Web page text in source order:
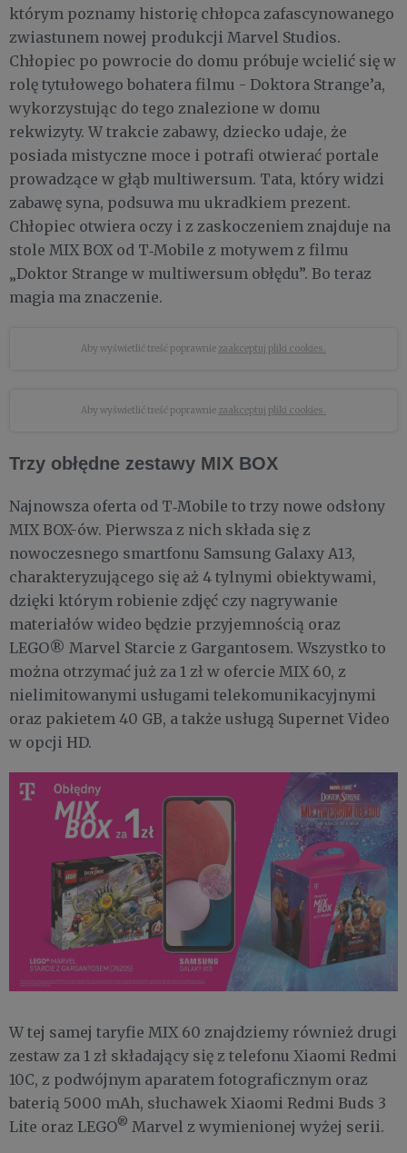
którym poznamy historię chłopca zafascynowanego
zwiastunem nowej produkcji Marvel Studios.
Chłopiec po powrocie do domu próbuje wcielić się w
rolę tytułowego bohatera filmu - Doktora Strange’a,
wykorzystując do tego znalezione w domu
rekwizyty. W trakcie zabawy, dziecko udaje, że
posiada mistyczne moce i potrafi otwierać portale
prowadzące w głąb multiwersum. Tata, który widzi
zabawę syna, podsuwa mu ukradkiem prezent.
Chłopiec otwiera oczy i z zaskoczeniem znajduje na
stole MIX BOX od T‑Mobile z motywem z filmu
„Doktor Strange w multiwersum obłędu”. Bo teraz
magia ma znaczenie.
Aby wyświetlić treść poprawnie zaakceptuj pliki cookies.
Aby wyświetlić treść poprawnie zaakceptuj pliki cookies.
Trzy obłędne zestawy MIX BOX
Najnowsza oferta od T‑Mobile to trzy nowe odsłony
MIX BOX-ów. Pierwsza z nich składa się z
nowoczesnego smartfonu Samsung Galaxy A13,
charakteryzującego się aż 4 tylnymi obiektywami,
dzięki którym robienie zdjęć czy nagrywanie
materiałów wideo będzie przyjemnością oraz
LEGO® Marvel Starcie z Gargantosem. Wszystko to
można otrzymać już za 1 zł w ofercie MIX 60, z
nielimitowanymi usługami telekomunikacyjnymi
oraz pakietem 40 GB, a także usługą Supernet Video
w opcji HD.
W tej samej taryfie MIX 60 znajdziemy również drugi
zestaw za 1 zł składający się z telefonu Xiaomi Redmi
10C, z podwójnym aparatem fotograficznym oraz
baterią 5000 mAh, słuchawek Xiaomi Redmi Buds 3
Lite oraz LEGO® Marvel z wymienionej wyżej serii.